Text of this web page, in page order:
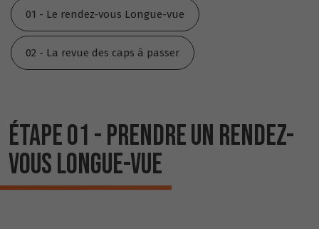
01 - Le rendez-vous Longue-vue
02 - La revue des caps à passer
ÉTAPE 01 - PRENDRE UN RENDEZ-
VOUS LONGUE-VUE